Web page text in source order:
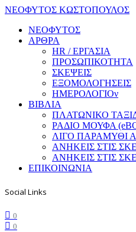
ΝΕΟΦΥΤΟΣ ΚΩΣΤΟΠΟΥΛΟΣ
ΝΕΟΦΥΤΟΣ
ΑΡΘΡΑ
HR / ΕΡΓΑΣΙΑ
ΠΡΟΣΩΠΙΚΟΤΗΤΑ
ΣΚΕΨΕΙΣ
ΕΞΟΜΟΛΟΓΗΣΕΙΣ
ΗΜΕΡΟΛΟΓΙΟν
ΒΙΒΛΙΑ
ΠΛΑΤΩΝΙΚΟ
ΡΑΔΙΟ ΜΟΥΦΑ
ΛΙΓΟ ΠΑΡΑΜΥΘΙ
ΑΝΗΚΕΙΣ ΣΤΙΣ
ΑΝΗΚΕΙΣ ΣΤΙΣ
ΕΠΙΚΟΙΝΩΝΙΑ
Social Links
0
0